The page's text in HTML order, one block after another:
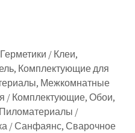
/ Клеи,
Комплектующие для
Межкомнатные
/ Комплектующие, Обои,
/
/ Санфаянс, Сварочное